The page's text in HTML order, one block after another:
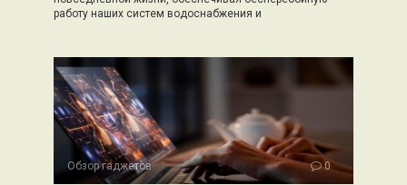
работу наших систем водоснабжения и
Обзор гаджетов 0